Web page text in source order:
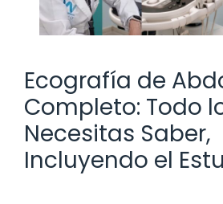
Ecografía de
Completo: Todo
Necesitas Saber,
Incluyendo el